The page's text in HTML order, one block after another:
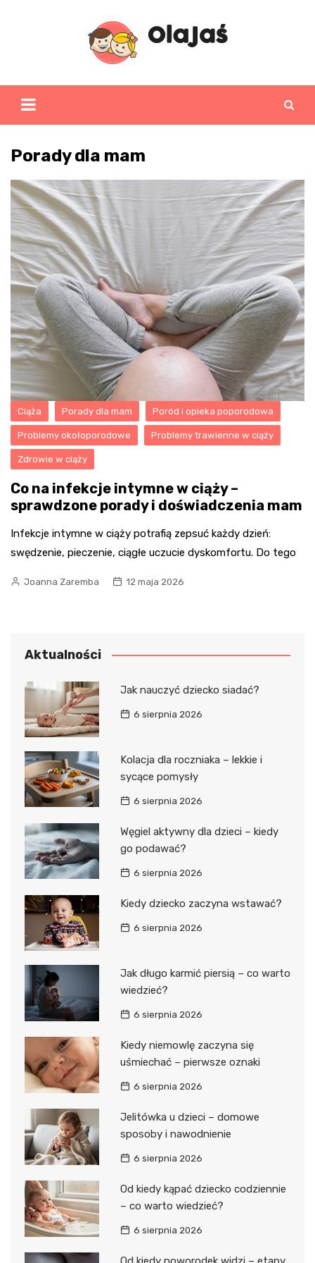
Porady dla mam
Ciąża Porady dla mam Poród i opieka poporodowa
Problemy okołoporodowe Problemy trawienne w ciąży
Zdrowie w ciąży
Co na infekcje intymne w ciąży –
sprawdzone porady i doświadczenia mam
Infekcje intymne w ciąży potrafią zepsuć każdy dzień:
swędzenie, pieczenie, ciągłe uczucie dyskomfortu. Do tego
Joanna Zaremba 12 maja 2026
Aktualności
Jak nauczyć dziecko siadać?
6 sierpnia 2026
Kolacja dla roczniaka – lekkie i
sycące pomysły
6 sierpnia 2026
Węgiel aktywny dla dzieci – kiedy
go podawać?
6 sierpnia 2026
Kiedy dziecko zaczyna wstawać?
6 sierpnia 2026
Jak długo karmić piersią – co warto
wiedzieć?
6 sierpnia 2026
Kiedy niemowlę zaczyna się
uśmiechać – pierwsze oznaki
6 sierpnia 2026
Jelitówka u dzieci – domowe
sposoby i nawodnienie
6 sierpnia 2026
Od kiedy kąpać dziecko codziennie
– co warto wiedzieć?
6 sierpnia 2026